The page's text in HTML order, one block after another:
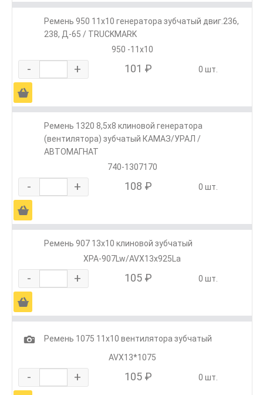
Ремень 950 11х10 генератора зубчатый двиг.236,
238, Д-65 / TRUCKMARK
950 -11х10
- + 101 ₽ 0 шт.
Ä
Ремень 1320 8,5х8 клиновой генератора
(вентилятора) зубчатый КАМАЗ/УРАЛ /
АВТОМАГНАТ
740-1307170
- + 108 ₽ 0 шт.
Ä
Ремень 907 13х10 клиновой зубчатый
XPA-907Lw/AVX13х925La
- + 105 ₽ 0 шт.
Ä
1
Ремень 1075 11x10 вентилятора зубчатый
AVX13*1075
- + 105 ₽ 0 шт.